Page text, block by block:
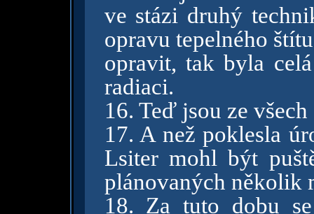
ve stázi druhý
opravu tepelného
opravit, tak byla
radiaci.
16. Teď jsou ze
17. A než poklesla
Lsiter mohl být
plánovaných několik
18. Za tuto dobu